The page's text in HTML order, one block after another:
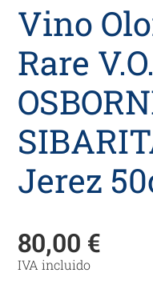
Vino
Rare
Jerez
80,00 €
IVA incluido